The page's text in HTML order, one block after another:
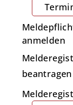
anmelden
beantragen